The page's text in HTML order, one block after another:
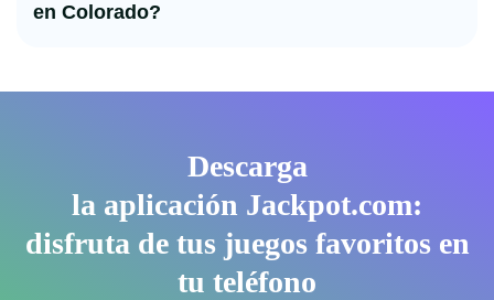
en Colorado?
Descarga
la aplicación Jackpot.com:
disfruta de tus juegos favoritos en
tu teléfono